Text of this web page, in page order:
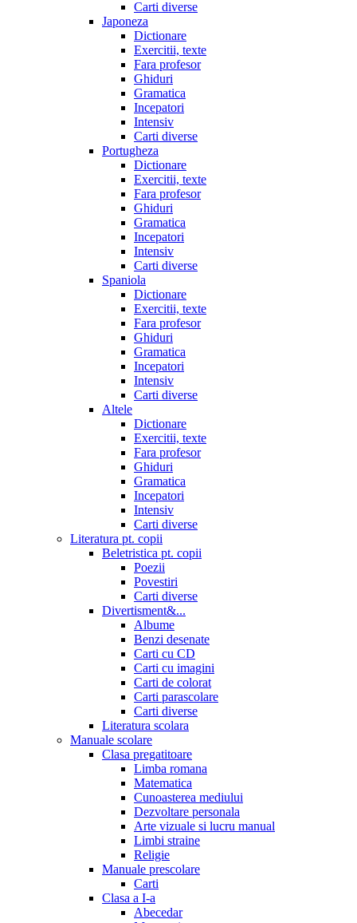
Carti diverse
Japoneza
Dictionare
Exercitii, texte
Fara profesor
Ghiduri
Gramatica
Incepatori
Intensiv
Carti diverse
Portugheza
Dictionare
Exercitii, texte
Fara profesor
Ghiduri
Gramatica
Incepatori
Intensiv
Carti diverse
Spaniola
Dictionare
Exercitii, texte
Fara profesor
Ghiduri
Gramatica
Incepatori
Intensiv
Carti diverse
Altele
Dictionare
Exercitii, texte
Fara profesor
Ghiduri
Gramatica
Incepatori
Intensiv
Carti diverse
Literatura pt. copii
Beletristica pt. copii
Poezii
Povestiri
Carti diverse
Divertisment&...
Albume
Benzi desenate
Carti cu CD
Carti cu imagini
Carti de colorat
Carti parascolare
Carti diverse
Literatura scolara
Manuale scolare
Clasa pregatitoare
Limba romana
Matematica
Cunoasterea mediului
Dezvoltare personala
Arte vizuale si lucru manual
Limbi straine
Religie
Manuale prescolare
Carti
Clasa a I-a
Abecedar